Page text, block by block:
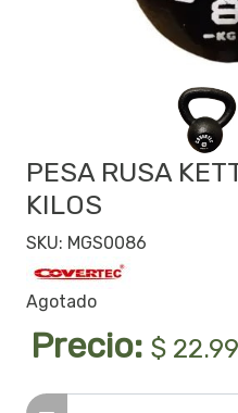
PESA RUSA
KILOS
SKU: MGS0086
Agotado
Precio: $